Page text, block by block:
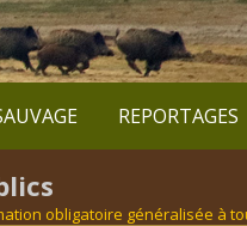
REPORTAGES
obligatoire généralisée à